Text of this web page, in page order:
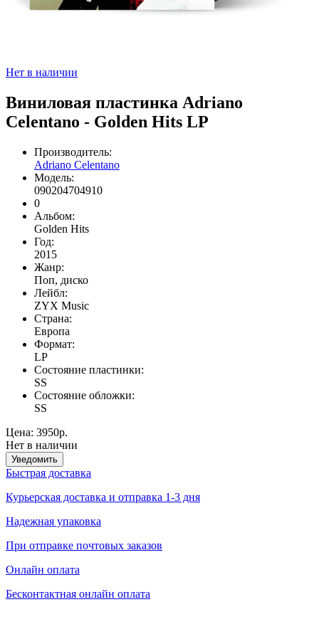
Нет в наличии
Виниловая пластинка Adriano
Celentano - Golden Hits LP
Производитель:
Adriano Celentano
Модель:
090204704910
0
Альбом:
Golden Hits
Год:
2015
Жанр:
Поп, диско
Лейбл:
ZYX Music
Страна:
Европа
Формат:
LP
Состояние пластинки:
SS
Состояние обложки:
SS
Цена: 3950р.
Нет в наличии
Уведомить
Быстрая доставка
Курьерская доставка и отправка 1-3 дня
Надежная упаковка
При отправке почтовых заказов
Онлайн оплата
Бесконтактная онлайн оплата